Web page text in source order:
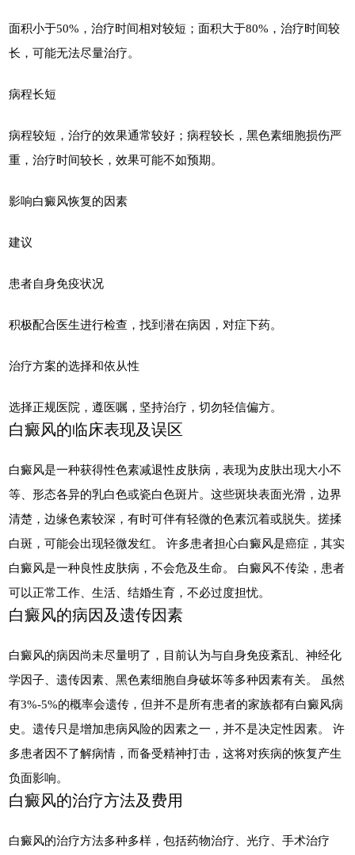
面积小于50%，治疗时间相对较短；面积大于80%，治疗时间较
长，可能无法尽量治疗。
病程长短
病程较短，治疗的效果通常较好；病程较长，黑色素细胞损伤严
重，治疗时间较长，效果可能不如预期。
影响白癜风恢复的因素
建议
患者自身免疫状况
积极配合医生进行检查，找到潜在病因，对症下药。
治疗方案的选择和依从性
选择正规医院，遵医嘱，坚持治疗，切勿轻信偏方。
白癜风的临床表现及误区
白癜风是一种获得性色素减退性皮肤病，表现为皮肤出现大小不
等、形态各异的乳白色或瓷白色斑片。这些斑块表面光滑，边界
清楚，边缘色素较深，有时可伴有轻微的色素沉着或脱失。搓揉
白斑，可能会出现轻微发红。 许多患者担心白癜风是癌症，其实
白癜风是一种良性皮肤病，不会危及生命。 白癜风不传染，患者
可以正常工作、生活、结婚生育，不必过度担忧。
白癜风的病因及遗传因素
白癜风的病因尚未尽量明了，目前认为与自身免疫紊乱、神经化
学因子、遗传因素、黑色素细胞自身破坏等多种因素有关。 虽然
有3%-5%的概率会遗传，但并不是所有患者的家族都有白癜风病
史。遗传只是增加患病风险的因素之一，并不是决定性因素。 许
多患者因不了解病情，而备受精神打击，这将对疾病的恢复产生
负面影响。
白癜风的治疗方法及费用
白癜风的治疗方法多种多样，包括药物治疗、光疗、手术治疗